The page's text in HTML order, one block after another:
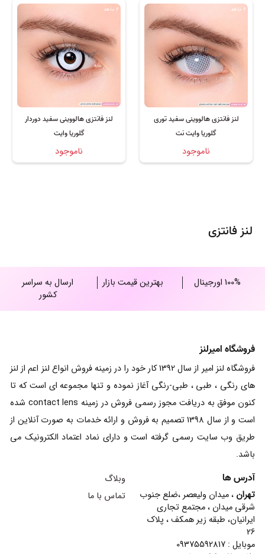
لنز فانتزی هالووینی سفید توری
گلوریا وایت نت
ناموجود
6 ماهه
لنز فانتزی هالووینی سفید دوردار
گلوریا وایت
ناموجود
6 ماهه
لنز فانتزی
100% اورجینال بهترین قیمت بازار
ارسال به سراسر
کشور
فروشگاه امیرلنز
فروشگاه لنز امیر از سال 1392 کار خود را در زمینه فروش انواع لنز اعم از لنز
های رنگی ، طبی ، طبی-رنگی آغاز نموده و تنها مجموعه ای است که تا
کنون موفق به دریافت مجوز رسمی فروش در زمینه contact lens شده
است و از سال 1398 تصمیم به فروش و ارائه خدمات به صورت آنلاین از
طریق وب سایت رسمی گرفته است و دارای نماد اعتماد الکترونیک می
باشد.
آدرس ها
تهران ، میدان ولیعصر ،ضلع جنوب
شرقی میدان ، مجتمع تجاری
ایرانیان، طبقه زیر همکف ، پلاک
26
موبایل : 09375592817
وبلاگ
تماس با ما